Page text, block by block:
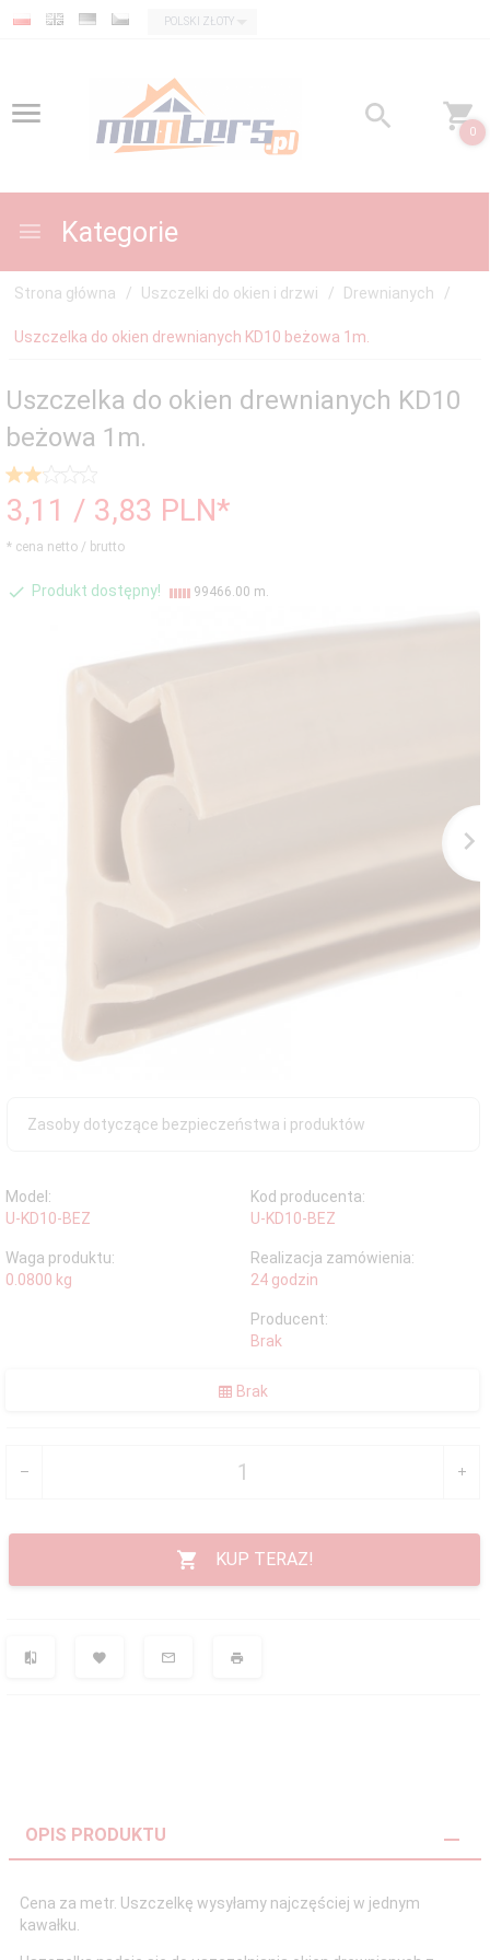
currency_h
POLSKI ZŁOTY
0
Kategorie
Strona główna Uszczelki do okien i drzwi Drewnianych
Uszczelka do okien drewnianych KD10 beżowa 1m.
Uszczelka do okien drewnianych KD10
beżowa 1m.
3,11 / 3,83 PLN*
* cena netto / brutto
Produkt dostępny! 99466.00 m.
Zasoby dotyczące bezpieczeństwa i produktów
Model:
U-KD10-BEZ
Kod producenta:
U-KD10-BEZ
Waga produktu:
0.0800 kg
Realizacja zamówienia:
24 godzin
Producent:
Brak
Brak
KUP TERAZ!
OPIS PRODUKTU
Cena za metr. Uszczelkę wysyłamy najczęściej w jednym
kawałku.